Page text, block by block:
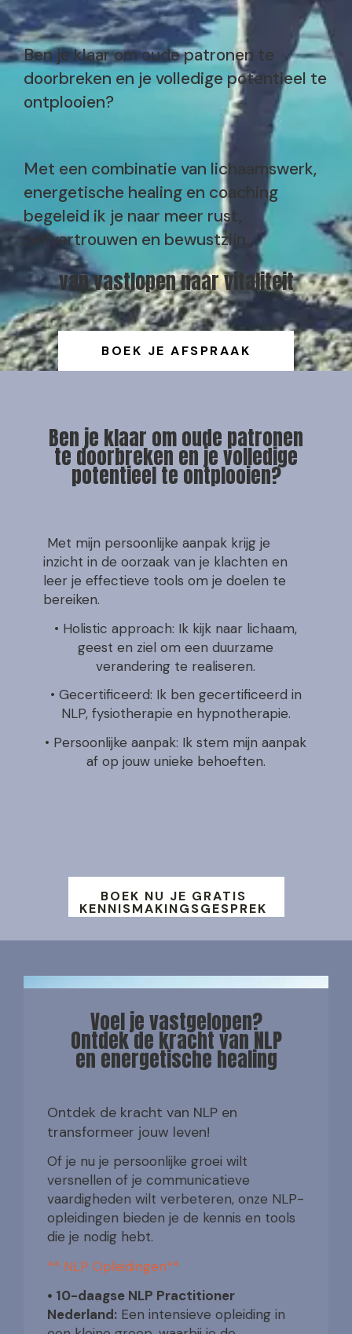
Ben je klaar om oude patronen te
doorbreken en je volledige potentieel te
ontplooien?
Met een combinatie van lichaamswerk,
energetische healing en coaching
begeleid ik je naar meer rust,
zelfvertrouwen en bewustzijn.
van vastlopen naar vitaliteit
BOEK JE AFSPRAAK
Ben je klaar om oude patronen
te doorbreken en je volledige
potentieel te ontplooien?
Met mijn persoonlijke aanpak krijg je
inzicht in de oorzaak van je klachten en
leer je effectieve tools om je doelen te
bereiken.
• Holistic approach: Ik kijk naar lichaam,
geest en ziel om een duurzame
verandering te realiseren.
• Gecertificeerd: Ik ben gecertificeerd in
NLP, fysiotherapie en hypnotherapie.
• Persoonlijke aanpak: Ik stem mijn aanpak
af op jouw unieke behoeften.
BOEK NU JE GRATIS
KENNISMAKINGSGESPREK
Voel je vastgelopen?
Ontdek de kracht van NLP
en energetische healing
Ontdek de kracht van NLP en
transformeer jouw leven!
Of je nu je persoonlijke groei wilt
versnellen of je communicatieve
vaardigheden wilt verbeteren, onze NLP-
opleidingen bieden je de kennis en tools
die je nodig hebt.
** NLP Opleidingen**
• 10-daagse NLP Practitioner
Nederland: Een intensieve opleiding in